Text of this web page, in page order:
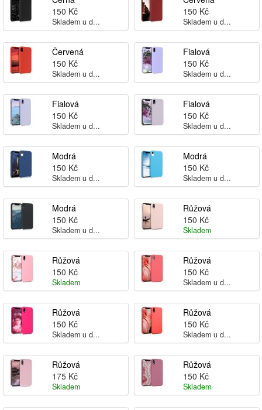
150 Kč
Skladem u d...
150 Kč
Skladem u d...
Červená
150 Kč
Skladem u d...
Fialová
150 Kč
Skladem u d...
Fialová
150 Kč
Skladem u d...
Fialová
150 Kč
Skladem u d...
Modrá
150 Kč
Skladem u d...
Modrá
150 Kč
Skladem u d...
Modrá
150 Kč
Skladem u d...
Růžová
150 Kč
Skladem
Růžová
150 Kč
Skladem
Růžová
150 Kč
Skladem u d...
Růžová
150 Kč
Skladem u d...
Růžová
150 Kč
Skladem u d...
Růžová
175 Kč
Skladem
Růžová
150 Kč
Skladem